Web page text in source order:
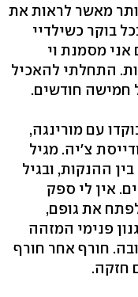
מאשר לראות את
בוקר כשילדיי
מסמנת וי
התחלתי להאכיל
חמישה חודשים.
עם מורינגה,
צ'יה. מגיל
ההנקות, ובגיל
אין לי ספק
את גופם,
פנימי המזהה
חורף אחר חורף
חזקה.